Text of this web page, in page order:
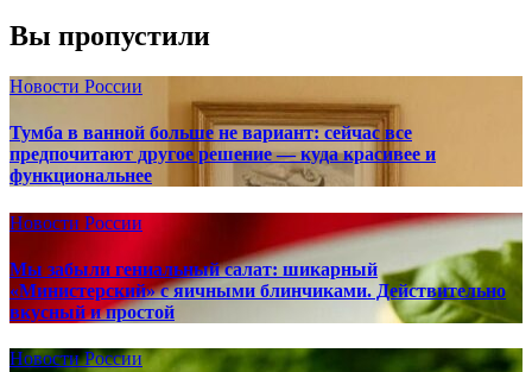
Вы пропустили
Новости России
Тумба в ванной больше не вариант: сейчас все
предпочитают другое решение — куда красивее и
функциональнее
Новости России
Мы забыли гениальный салат: шикарный
«Министерский» с яичными блинчиками. Действительно
вкусный и простой
Новости России